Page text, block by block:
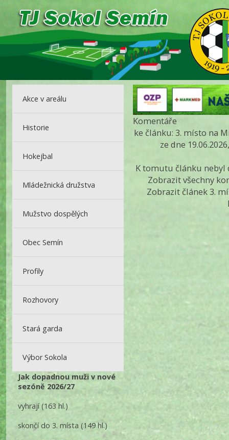
Akce v areálu
Historie
Hokejbal
Mládežnická družstva
Mužstvo dospělých
Obec Semín
Profily
Rozhovory
Stará garda
Výbor Sokola
Jak dopadnou muži v nové
sezóně 2026/27
vyhrají(163 hl.)
skončí do 3. místa (149 hl.)
Komentáře
ke článku: 3. místo na
ze dne
K tomutu článku nebyl
Zobrazit všechny
Zobrazit článek 3.